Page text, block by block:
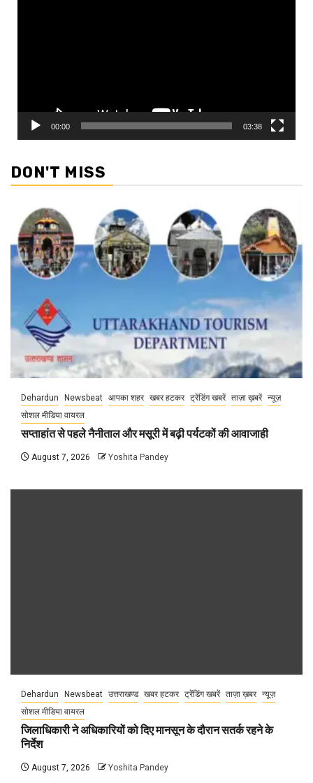
00:00 03:38
DON'T MISS
Dehardun Newsbeat आपका शहर खबर हटकर ट्रेंडिंग खबरें ताज़ा ख़बरें न्यूज़
सोशल मीडिया वायरल
सप्ताहांत से पहले नैनीताल और मसूरी में बढ़ी पर्यटकों की आवाजाही
August 7, 2026 Yoshita Pandey
Dehardun Newsbeat उत्तराखण्ड खबर हटकर ट्रेंडिंग खबरें ताज़ा ख़बर न्यूज़
सोशल मीडिया वायरल
जिलाधिकारी ने अधिकारियों को दिए मानसून के दौरान सतर्क रहने के
निर्देश
August 7, 2026 Yoshita Pandey